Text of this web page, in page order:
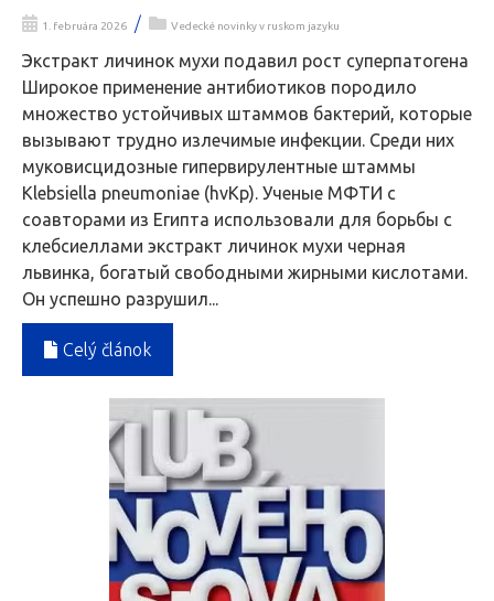
1. februára 2026 / Vedecké novinky v ruskom jazyku
Экстракт личинок мухи подавил рост суперпатогена
Широкое применение антибиотиков породило
множество устойчивых штаммов бактерий, которые
вызывают трудно излечимые инфекции. Среди них
муковисцидозные гипервирулентные штаммы
Klebsiella pneumoniae (hvKp). Ученые МФТИ с
соавторами из Египта использовали для борьбы с
клебсиеллами экстракт личинок мухи черная
львинка, богатый свободными жирными кислотами.
Он успешно разрушил...
Celý článok